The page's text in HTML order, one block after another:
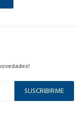
SUSCRIBIRME